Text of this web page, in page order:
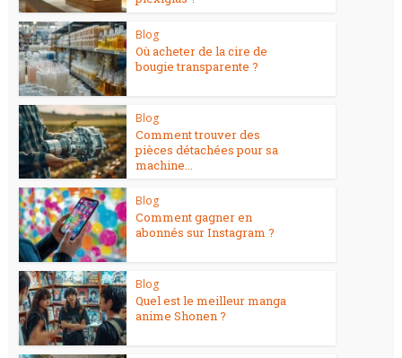
Blog
Où acheter de la cire de
bougie transparente ?
Blog
Comment trouver des
pièces détachées pour sa
machine...
Blog
Comment gagner en
abonnés sur Instagram ?
Blog
Quel est le meilleur manga
anime Shonen ?